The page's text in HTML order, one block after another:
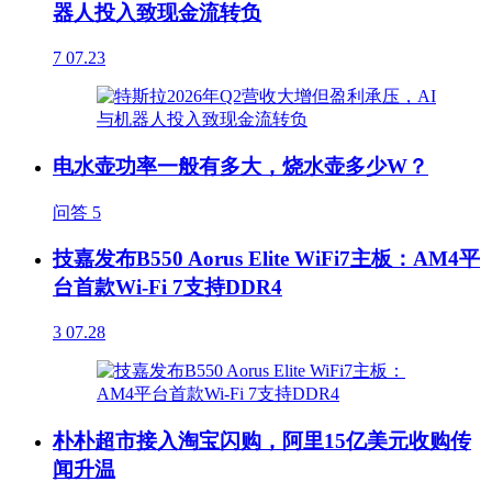
器人投入致现金流转负
7 07.23
电水壶功率一般有多大，烧水壶多少W？
问答 5
技嘉发布B550 Aorus Elite WiFi7主板：AM4平
台首款Wi-Fi 7支持DDR4
3 07.28
朴朴超市接入淘宝闪购，阿里15亿美元收购传
闻升温